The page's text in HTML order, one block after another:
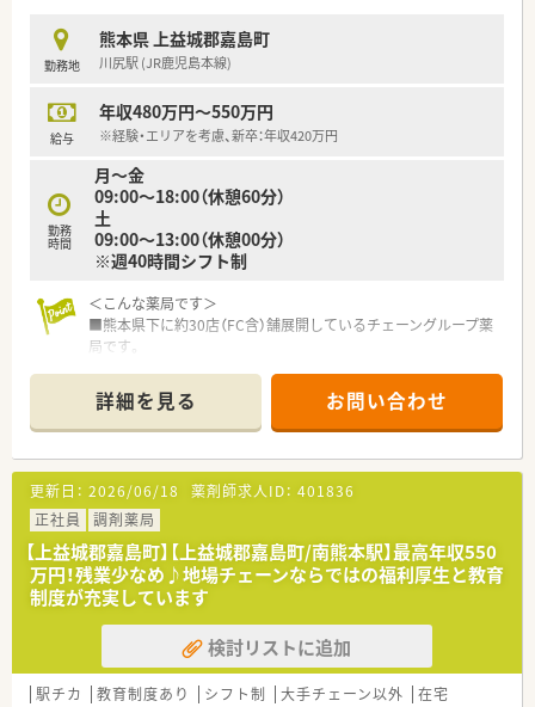
■東邦ホールディングス傘下の企業で、共創未来グループに属し
ており基盤が安定しております。
■「在宅事業」に関して本部前に事務所を構えており、ケアマネ
■「クリーンベンチ」を完備している店舗もあり、中心静脈栄養
輸液などの注射剤調剤や各種無菌製剤を取り扱っています。
＜多様な分野に挑戦できる環境＞
■現場の薬剤師として勤務しながら「教育」「学術」「採用」「店舗
開発」等会社の運営にも携わることができます。
■熊大と共同で化粧品の開発などを行っており、希望者は商品企
画等に係ることもできます。
担うべき新しい領域について模索し活気のある若い組織・集団を
構築しています。
＜充実した研修制度＞
■新卒から3年目までの社員に対してはフォローアップ研修制度
があります。
■月1回の定例勉強会に加え、精神科、糖尿病、在宅、セルフメデ
ィケーションなど専門領域に特化した勉強会を多数開催してい
ます。薬剤師としてのレベルアップに熱心な薬局です。
■専門領域の勉強会での発表等で一定の単位を取ると社内認定
資格が取得でき、月5000円の手当てが支給されます。
勤務地
熊本県 上益城郡嘉島町
川尻駅 (JR鹿児島本線)
給与
年収480万円～550万円
※経験・エリアを考慮、新卒：年収420万円
勤務
時間
月～金
09:00～18:00（休憩60分）
土
09:00～13:00（休憩00分）
※週40時間シフト制
＜こんな薬局です＞
■熊本県下に約30店（FC含）舗展開しているチェーングループ薬
局です。
ており基盤が安定しております。
■「在宅事業」に関して本部前に事務所を構えており、ケアマネ
ージャーの方たちと協力しながら事業拡大を図っています。
■「クリーンベンチ」を完備している店舗もあり、中心静脈栄養
輸液などの注射剤調剤や各種無菌製剤を取り扱っています。
＜こんな店舗です＞
■近隣の医院より主に応需しています。
■内科・外科・循環器科・胃腸科がメインとなり1日60枚を薬剤師
2.5名で対応しています。
■処方箋枚数に対して余裕ある人員体制の為、残業も月3時間程
とほとんどございません。
■在宅も行っており、外来と在宅バランスよく経験できる環境で
す。
■徒歩10分の所に商業施設があり就業後のお買い物にも便利で
詳細を見る お問い合わせ
更新日： 2026/06/18 薬剤師求人ID： 401836
正社員
調剤薬局
【上益城郡嘉島町】【上益城郡嘉島町/南熊本駅】最高年収550
万円！残業少なめ♪地場チェーンならではの福利厚生と教育
制度が充実しています
検討リストに追加
駅チカ 教育制度あり シフト制 大手チェーン以外 在宅